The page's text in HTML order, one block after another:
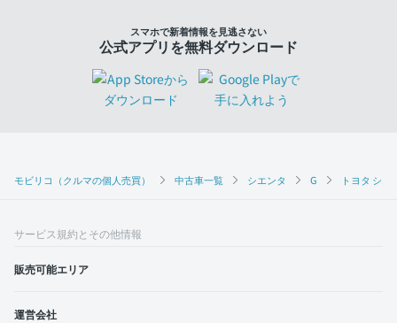
モビリコ（クルマの個人売買） 中古車一覧 シエンタ G トヨタ シ
スマホで新着情報を見逃さない
公式アプリを無料ダウンロード
サービス規約とその他情報
販売可能エリア
運営会社